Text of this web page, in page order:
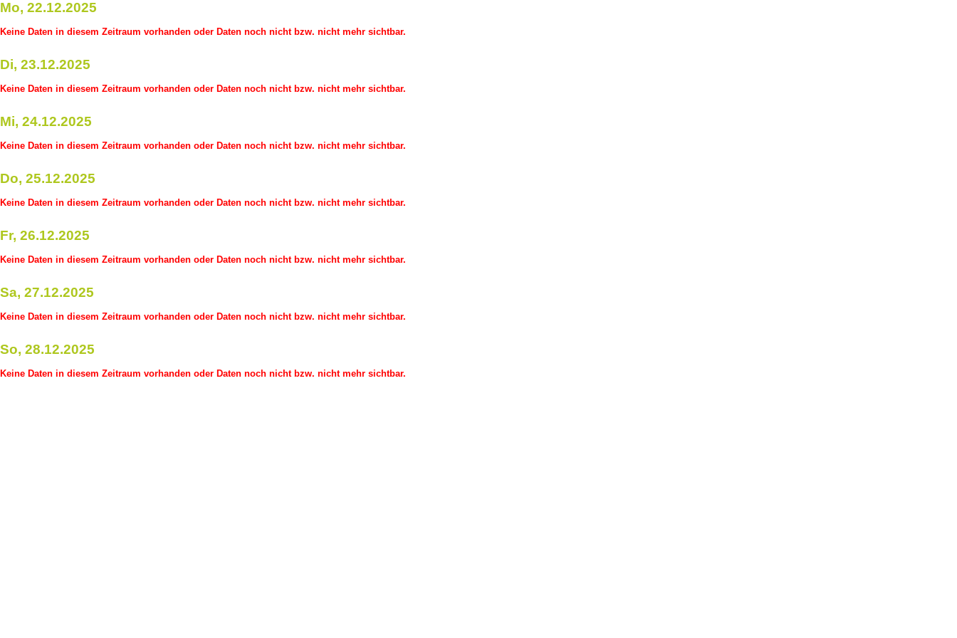
Mo, 22.12.2025
Keine Daten in diesem Zeitraum vorhanden oder Daten noch nicht bzw. nicht mehr sichtbar.
Di, 23.12.2025
Keine Daten in diesem Zeitraum vorhanden oder Daten noch nicht bzw. nicht mehr sichtbar.
Mi, 24.12.2025
Keine Daten in diesem Zeitraum vorhanden oder Daten noch nicht bzw. nicht mehr sichtbar.
Do, 25.12.2025
Keine Daten in diesem Zeitraum vorhanden oder Daten noch nicht bzw. nicht mehr sichtbar.
Fr, 26.12.2025
Keine Daten in diesem Zeitraum vorhanden oder Daten noch nicht bzw. nicht mehr sichtbar.
Sa, 27.12.2025
Keine Daten in diesem Zeitraum vorhanden oder Daten noch nicht bzw. nicht mehr sichtbar.
So, 28.12.2025
Keine Daten in diesem Zeitraum vorhanden oder Daten noch nicht bzw. nicht mehr sichtbar.